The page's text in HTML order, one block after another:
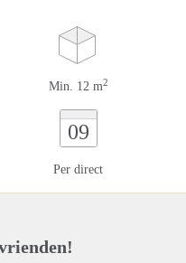
Min. 12 m2
09
Per direct